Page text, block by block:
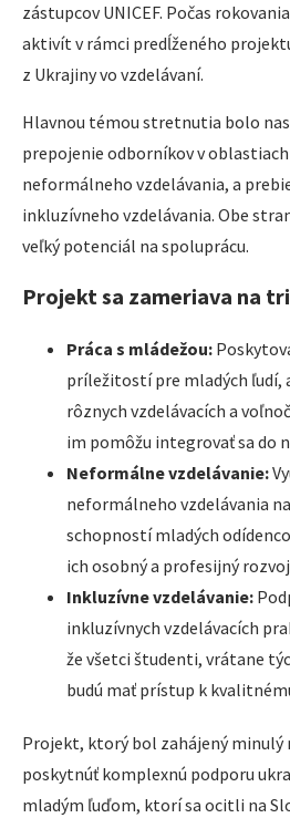
zástupcov UNICEF. Počas
aktivít v rámci predĺženého
z Ukrajiny vo vzdelávaní.
Hlavnou témou stretnutia bolo
prepojenie odborníkov v
neformálneho vzdelávania, a
inkluzívneho vzdelávania. Obe
veľký potenciál na spoluprácu.
Projekt sa zameriava na
Práca s mládežou:
príležitostí pre mladých ľudí,
rôznych vzdelávacích a
im pomôžu integrovať sa do
Neformálne vzdelávanie:
neformálneho vzdelávania
schopností mladých
ich osobný a profesijný
Inkluzívne vzdelávanie:
inkluzívnych vzdelávacích
že všetci študenti, vrátane
budú mať prístup k
Projekt, ktorý bol zahájený minulý
poskytnúť komplexnú podporu
mladým ľuďom, ktorí sa ocitli na